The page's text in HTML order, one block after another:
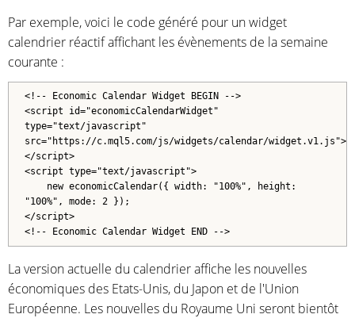
Par exemple, voici le code généré pour un widget
calendrier réactif affichant les évènements de la semaine
courante :
<!-- Economic Calendar Widget BEGIN -->
<script id="economicCalendarWidget"
type="text/javascript"
src="https://c.mql5.com/js/widgets/calendar/widget.v1.js">
</script>
<script type="text/javascript">
new economicCalendar({ width: "100%", height:
"100%", mode: 2 });
</script>
<!-- Economic Calendar Widget END -->
La version actuelle du calendrier affiche les nouvelles
économiques des Etats-Unis, du Japon et de l'Union
Européenne. Les nouvelles du Royaume Uni seront bientôt